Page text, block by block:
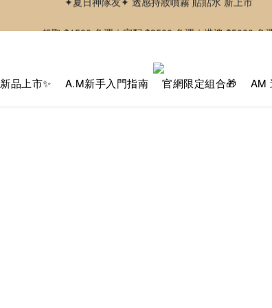
超取 $1500 免運｜宅配 $3500 免運｜港澳 $5000 免
-好友募集中-加入官方LINE好友獲取優惠券
新品上市✨ A.M新手入門指南 官網限定組合🎁 AM